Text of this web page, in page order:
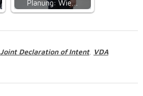
Planung: Wie…
Joint Declaration of Intent, VDA